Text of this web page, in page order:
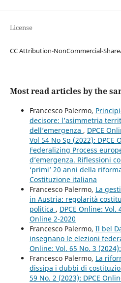
License
CC Attribution-NonCommercial-
Most read articles by the
Francesco Palermo,
decisore: l’asimmetria
dell’emergenza , DPCE
Vol 54 No Sp (2022): DPCE
Federalizing Process
d’emergenza. Riflessioni
‘primi’ 20 anni della
Costituzione italiana
Francesco Palermo, La
in Austria: regolarità
politica , DPCE Online: Vol.
Online 2-2020
Francesco Palermo, Il bel
insegnano le elezioni
Online: Vol. 65 No. 3
Francesco Palermo, La
dissipa i dubbi di
59 No. 2 (2023): DPCE